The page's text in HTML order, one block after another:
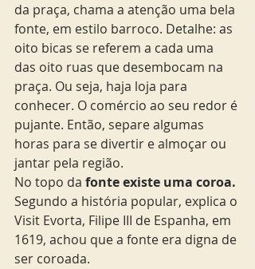
da praça, chama a atenção uma bela
fonte, em estilo barroco. Detalhe: as
oito bicas se referem a cada uma
das oito ruas que desembocam na
praça. Ou seja, haja loja para
conhecer. O comércio ao seu redor é
pujante. Então, separe algumas
horas para se divertir e almoçar ou
jantar pela região.
No topo da fonte existe uma coroa.
Segundo a história popular, explica o
Visit Evorta, Filipe III de Espanha, em
1619, achou que a fonte era digna de
ser coroada.